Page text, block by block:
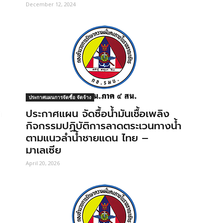
December 12, 2024
ประกาศแผนการจัดซื้อ จัดจ้าง
ประกาศแผน จัดซื้อน้ำมันเชื้อเพลิง
กิจกรรมปฏิบัติการลาดตระเวนทางน้ำ
ตามแนวลำน้ำชายแดน ไทย –
มาเลเซีย
April 20, 2026